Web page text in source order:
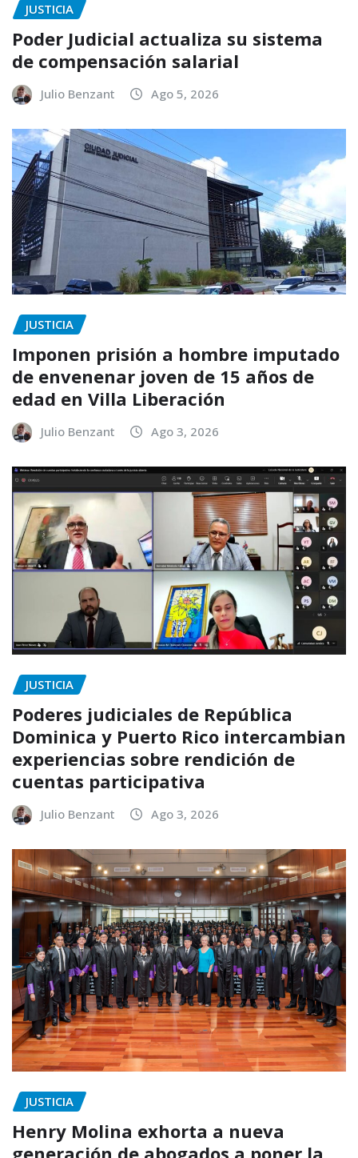
JUSTICIA
Poder Judicial actualiza su sistema
de compensación salarial
Julio Benzant Ago 5, 2026
JUSTICIA
Imponen prisión a hombre imputado
de envenenar joven de 15 años de
edad en Villa Liberación
Julio Benzant Ago 3, 2026
JUSTICIA
Poderes judiciales de República
Dominica y Puerto Rico intercambian
experiencias sobre rendición de
cuentas participativa
Julio Benzant Ago 3, 2026
JUSTICIA
Henry Molina exhorta a nueva
generación de abogados a poner la